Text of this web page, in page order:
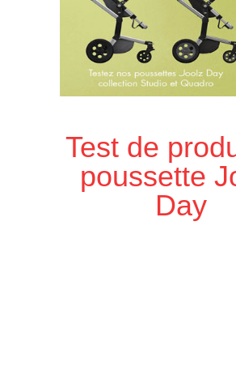
Test de
poussette
Day